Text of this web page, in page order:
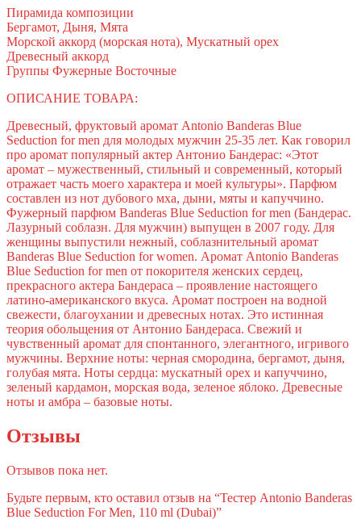
Пирамида композиции
Бергамот, Дыня, Мята
Морской аккорд (морская нота), Мускатный орех
Древесный аккорд
Группы Фужерные Восточные
ОПИСАНИЕ ТОВАРА:
Древесный, фруктовый аромат Antonio Banderas Blue
Seduction for men для молодых мужчин 25-35 лет. Как говорил
про аромат популярный актер Антонио Бандерас: «Этот
аромат – мужественный, стильный и современный, который
отражает часть моего характера и моей культуры». Парфюм
составлен из нот дубового мха, дыни, мяты и капуччино.
Фужерный парфюм Banderas Blue Seduction for men (Бандерас.
Лазурный соблазн. Для мужчин) выпущен в 2007 году. Для
женщины выпустили нежный, соблазнительный аромат
Banderas Blue Seduction for women. Аромат Antonio Banderas
Blue Seduction for men от покорителя женских сердец,
прекрасного актера Бандераса – проявление настоящего
латино-американского вкуса. Аромат построен на водной
свежести, благоухании и древесных нотах. Это истинная
теория обольщения от Антонио Бандераса. Свежий и
чувственный аромат для спонтанного, элегантного, игривого
мужчины. Верхние ноты: черная смородина, бергамот, дыня,
голубая мята. Ноты сердца: мускатный орех и капуччино,
зеленый кардамон, морская вода, зеленое яблоко. Древесные
ноты и амбра – базовые ноты.
Отзывы
Отзывов пока нет.
Будьте первым, кто оставил отзыв на “Тестер Antonio Banderas
Blue Seduction For Men, 110 ml (Dubai)”